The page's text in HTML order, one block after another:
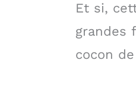
Et si,
grandes
cocon